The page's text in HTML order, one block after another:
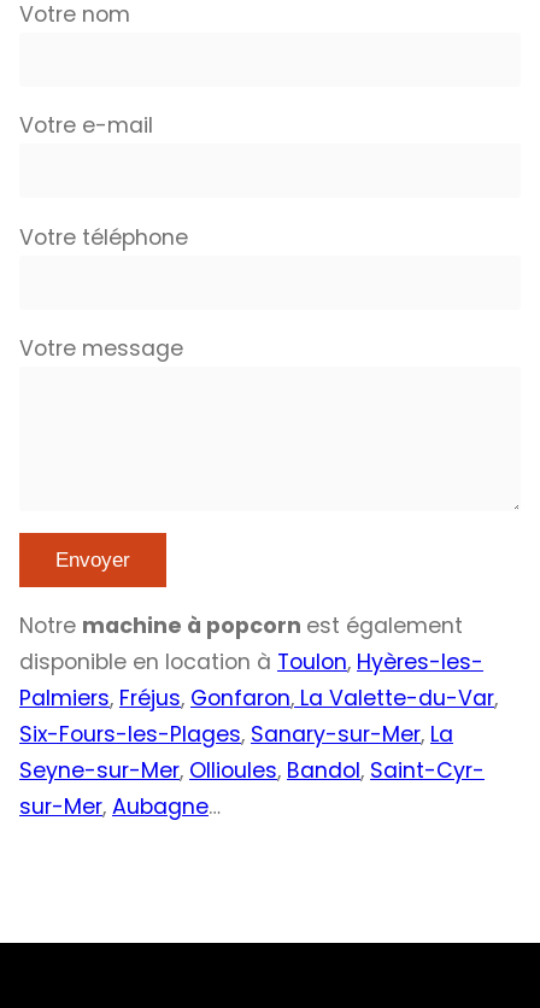
Votre nom
Votre e-mail
Votre téléphone
Votre message
Notre machine à popcorn est également
disponible en location à Toulon, Hyères-les-
Palmiers, Fréjus, Gonfaron, La Valette-du-Var,
Six-Fours-les-Plages, Sanary-sur-Mer, La
Seyne-sur-Mer, Ollioules, Bandol, Saint-Cyr-
sur-Mer, Aubagne…